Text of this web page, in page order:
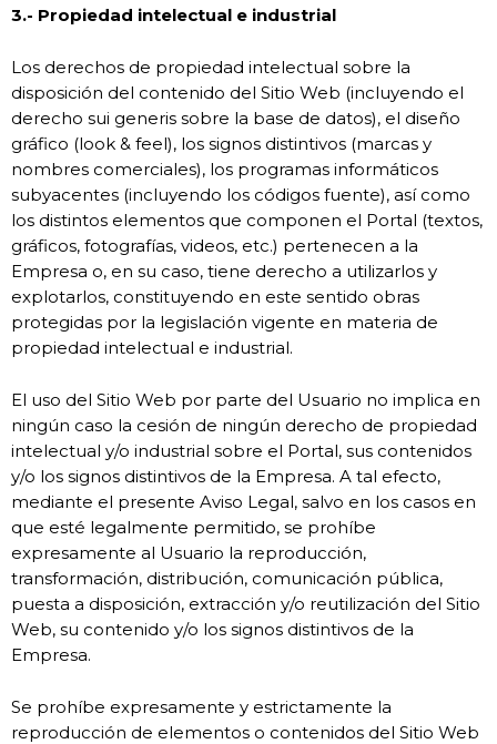
3.- Propiedad intelectual e industrial
Los derechos de propiedad intelectual sobre la
disposición del contenido del Sitio Web (incluyendo el
derecho sui generis sobre la base de datos), el diseño
gráfico (look & feel), los signos distintivos (marcas y
nombres comerciales), los programas informáticos
subyacentes (incluyendo los códigos fuente), así como
los distintos elementos que componen el Portal (textos,
gráficos, fotografías, videos, etc.) pertenecen a la
Empresa o, en su caso, tiene derecho a utilizarlos y
explotarlos, constituyendo en este sentido obras
protegidas por la legislación vigente en materia de
propiedad intelectual e industrial.
El uso del Sitio Web por parte del Usuario no implica en
ningún caso la cesión de ningún derecho de propiedad
intelectual y/o industrial sobre el Portal, sus contenidos
y/o los signos distintivos de la Empresa. A tal efecto,
mediante el presente Aviso Legal, salvo en los casos en
que esté legalmente permitido, se prohíbe
expresamente al Usuario la reproducción,
transformación, distribución, comunicación pública,
puesta a disposición, extracción y/o reutilización del Sitio
Web, su contenido y/o los signos distintivos de la
Empresa.
Se prohíbe expresamente y estrictamente la
reproducción de elementos o contenidos del Sitio Web